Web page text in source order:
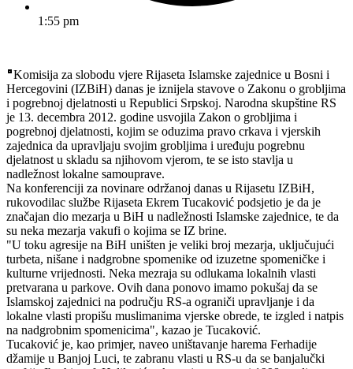
1:55 pm
Komisija za slobodu vjere Rijaseta Islamske zajednice u Bosni i
Hercegovini (IZBiH) danas je iznijela stavove o Zakonu o grobljima
i pogrebnoj djelatnosti u Republici Srpskoj. Narodna skupštine RS
je 13. decembra 2012. godine usvojila Zakon o grobljima i
pogrebnoj djelatnosti, kojim se oduzima pravo crkava i vjerskih
zajednica da upravljaju svojim grobljima i uređuju pogrebnu
djelatnost u skladu sa njihovom vjerom, te se isto stavlja u
nadležnost lokalne samouprave.
Na konferenciji za novinare održanoj danas u Rijasetu IZBiH,
rukovodilac službe Rijaseta Ekrem Tucaković podsjetio je da je
značajan dio mezarja u BiH u nadležnosti Islamske zajednice, te da
su neka mezarja vakufi o kojima se IZ brine.
"U toku agresije na BiH uništen je veliki broj mezarja, uključujući
turbeta, nišane i nadgrobne spomenike od izuzetne spomeničke i
kulturne vrijednosti. Neka mezraja su odlukama lokalnih vlasti
pretvarana u parkove. Ovih dana ponovo imamo pokušaj da se
Islamskoj zajednici na području RS-a ograniči upravljanje i da
lokalne vlasti propišu muslimanima vjerske obrede, te izgled i natpis
na nadgrobnim spomenicima", kazao je Tucaković.
Tucaković je, kao primjer, naveo uništavanje harema Ferhadije
džamije u Banjoj Luci, te zabranu vlasti u RS-u da se banjalučki